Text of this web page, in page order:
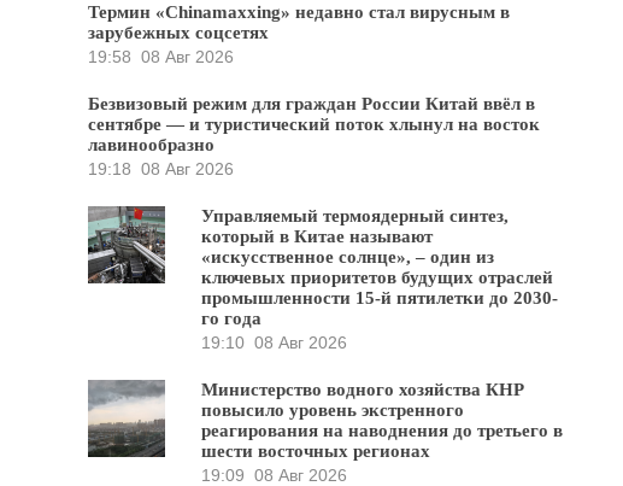
Термин «Chinamaxxing» недавно стал вирусным в
зарубежных соцсетях
19:58 08 Авг 2026
Безвизовый режим для граждан России Китай ввёл в
сентябре — и туристический поток хлынул на восток
лавинообразно
19:18 08 Авг 2026
Управляемый термоядерный синтез,
который в Китае называют
«искусственное солнце», – один из
ключевых приоритетов будущих отраслей
промышленности 15-й пятилетки до 2030-
го года
19:10 08 Авг 2026
Министерство водного хозяйства КНР
повысило уровень экстренного
реагирования на наводнения до третьего в
шести восточных регионах
19:09 08 Авг 2026